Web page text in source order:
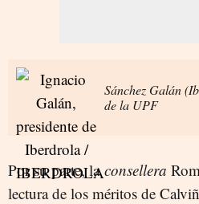
Sánchez Galán
de la UPF
Por su parte, laconsellera
lectura de los méritos de